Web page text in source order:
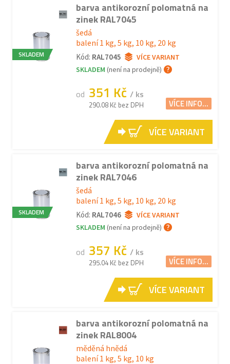
SKLADEM
barva antikorozní polomatná na
zinek RAL7045
šedá
balení 1 kg, 5 kg, 10 kg, 20 kg
Kód: RAL7045
VÍCE VARIANT
SKLADEM (není na prodejně)
od 351 Kč / ks
290.08 Kč bez DPH VÍCE INFO...
VÍCE VARIANT
SKLADEM
barva antikorozní polomatná na
zinek RAL7046
šedá
balení 1 kg, 5 kg, 10 kg, 20 kg
Kód: RAL7046
VÍCE VARIANT
SKLADEM (není na prodejně)
od 357 Kč / ks
295.04 Kč bez DPH VÍCE INFO...
VÍCE VARIANT
barva antikorozní polomatná na
zinek RAL8004
měděná hnědá
balení 1 kg, 5 kg, 10 kg